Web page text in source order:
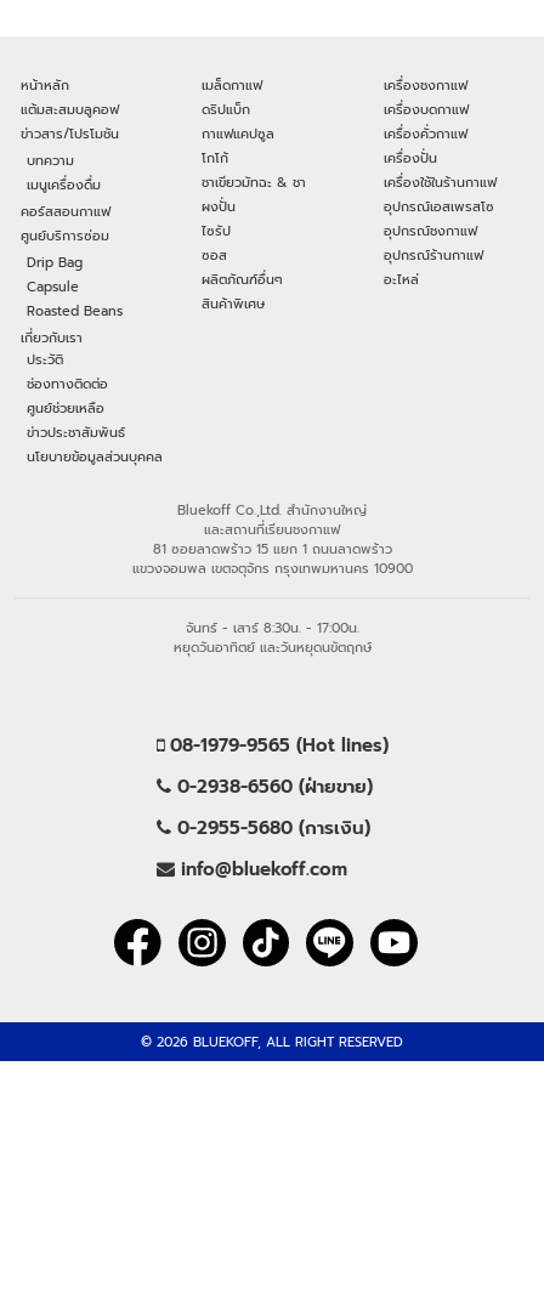
หน้าหลัก
แต้มสะสมบลูคอฟ
ข่าวสาร/โปรโมชัน
บทความ
เมนูเครื่องดื่ม
คอร์สสอนกาแฟ
ศูนย์บริการซ่อม
Drip Bag
Capsule
Roasted Beans
เกี่ยวกับเรา
ประวัติ
ช่องทางติดต่อ
ศูนย์ช่วยเหลือ
ข่าวประชาสัมพันธ์
นโยบายข้อมูลส่วนบุคคล
เมล็ดกาแฟ
ดริปแบ็ก
กาแฟแคปซูล
โกโก้
ชาเขียวมัทฉะ & ชา
ผงปั่น
ไซรัป
ซอส
ผลิตภัณฑ์อื่นๆ
สินค้าพิเศษ
เครื่องชงกาแฟ
เครื่องบดกาแฟ
เครื่องคั่วกาแฟ
เครื่องปั่น
เครื่องใช้ในร้านกาแฟ
อุปกรณ์เอสเพรสโซ
อุปกรณ์ชงกาแฟ
อุปกรณ์ร้านกาแฟ
อะไหล่
Bluekoff Co.,Ltd. สำนักงานใหญ่
และสถานที่เรียนชงกาแฟ
81 ซอยลาดพร้าว 15 แยก 1 ถนนลาดพร้าว
แขวงจอมพล เขตจตุจักร กรุงเทพมหานคร 10900
จันทร์ - เสาร์ 8:30น. - 17:00น.
หยุดวันอาทิตย์ และวันหยุดนขัตฤกษ์
08-1979-9565 (Hot lines)
0-2938-6560 (ฝ่ายขาย)
0-2955-5680 (การเงิน)
info@bluekoff.com
© 2026 BLUEKOFF, ALL RIGHT RESERVED